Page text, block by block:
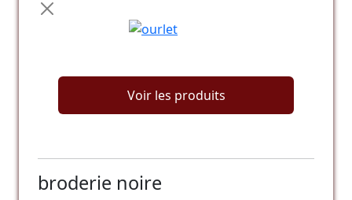
Voir les produits
broderie noire